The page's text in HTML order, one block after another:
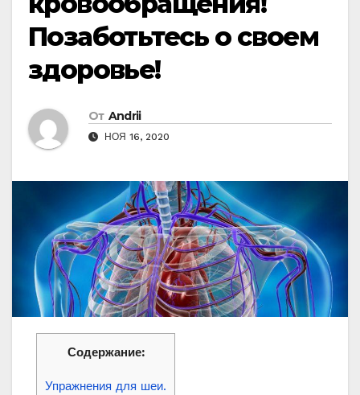
Позаботьтесь о своем
здоровье!
От Andrii
НОЯ 16, 2020
Содержание:
Упражнения для шеи.